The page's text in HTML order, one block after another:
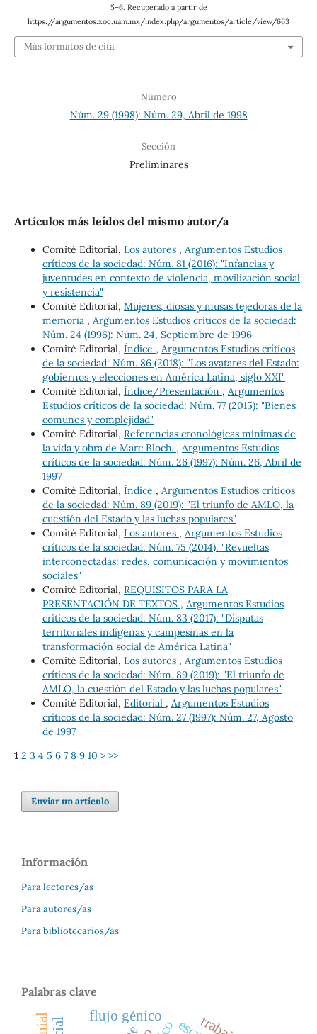
5–6. Recuperado a partir de
https://argumentos.xoc.uam.mx/index.php/argumentos/article/view/663
Más formatos de cita
Número
Núm. 29 (1998): Núm. 29, Abril de 1998
Sección
Preliminares
Artículos más leídos del mismo autor/a
Comité Editorial, Los autores , Argumentos Estudios
críticos de la sociedad: Núm. 81 (2016): "Infancias y
juventudes en contexto de violencia, movilización social
y resistencia"
Comité Editorial, Mujeres, diosas y musas tejedoras de la
memoria , Argumentos Estudios críticos de la sociedad:
Núm. 24 (1996): Núm. 24, Septiembre de 1996
Comité Editorial, Índice , Argumentos Estudios críticos
de la sociedad: Núm. 86 (2018): "Los avatares del Estado:
gobiernos y elecciones en América Latina, siglo XXI"
Comité Editorial, Índice/Presentación , Argumentos
Estudios críticos de la sociedad: Núm. 77 (2015): "Bienes
comunes y complejidad"
Comité Editorial, Referencias cronológicas mínimas de
la vida y obra de Marc Bloch. , Argumentos Estudios
críticos de la sociedad: Núm. 26 (1997): Núm. 26, Abril de
1997
Comité Editorial, Índice , Argumentos Estudios críticos
de la sociedad: Núm. 89 (2019): "El triunfo de AMLO, la
cuestión del Estado y las luchas populares"
Comité Editorial, Los autores , Argumentos Estudios
críticos de la sociedad: Núm. 75 (2014): "Revueltas
interconectadas: redes, comunicación y movimientos
sociales"
Comité Editorial, REQUISITOS PARA LA
PRESENTACIÓN DE TEXTOS , Argumentos Estudios
críticos de la sociedad: Núm. 83 (2017): "Disputas
territoriales indígenas y campesinas en la
transformación social de América Latina"
Comité Editorial, Los autores , Argumentos Estudios
críticos de la sociedad: Núm. 89 (2019): "El triunfo de
AMLO, la cuestión del Estado y las luchas populares"
Comité Editorial, Editorial , Argumentos Estudios
críticos de la sociedad: Núm. 27 (1997): Núm. 27, Agosto
de 1997
1 2 3 4 5 6 7 8 9 10 > >>
Enviar un artículo
Información
Para lectores/as
Para autores/as
Para bibliotecarios/as
Palabras clave
flujo génico